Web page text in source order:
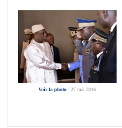
Voir la photo - 27 mai 2016